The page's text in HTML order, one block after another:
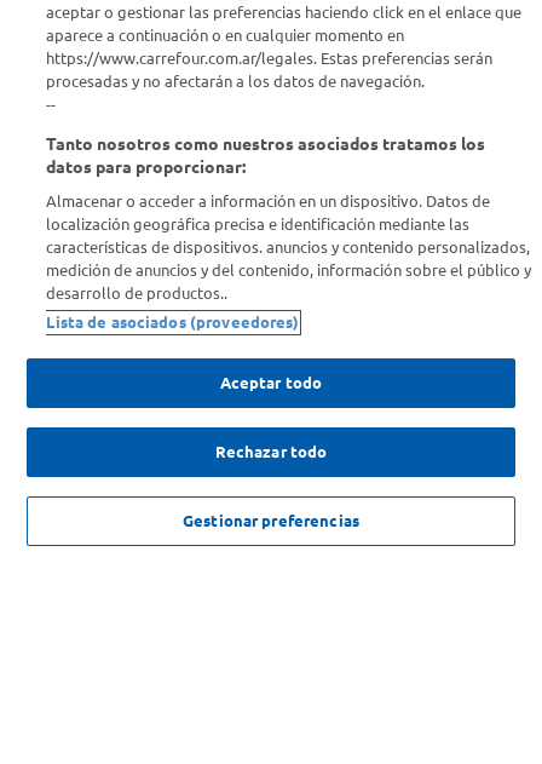
$159.900,00
¿Tenés una consulta? Comunicate con nosotros acá
Descubrí Carrefour
Conocenos
Info útil
Comprá Online
Dejanos tu mail para recibir todas las ofertas y promociones antes
aceptar o gestionar las preferencias haciendo click en el enlace que
aparece a continuación o en cualquier momento en
https://www.carrefour.com.ar/legales. Estas preferencias serán
procesadas y no afectarán a los datos de navegación.
--
Tanto nosotros como nuestros asociados tratamos los
datos para proporcionar:
Almacenar o acceder a información en un dispositivo. Datos de
localización geográfica precisa e identificación mediante las
características de dispositivos. anuncios y contenido personalizados,
medición de anuncios y del contenido, información sobre el público y
desarrollo de productos..
Lista de asociados (proveedores)
Aceptar todo
Rechazar todo
Gestionar preferencias